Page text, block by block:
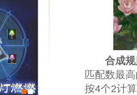
合成
匹配数最
按4个2计